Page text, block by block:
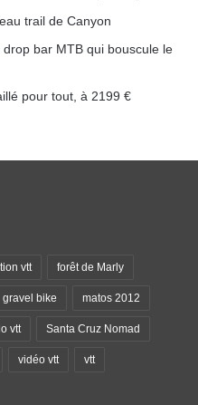
trail de Canyon
bar MTB qui bouscule le
pour tout, à 2199 €
vtt forêt de Marly
gravel bike matos 2012
vtt Santa Cruz Nomad
vidéo vtt vtt